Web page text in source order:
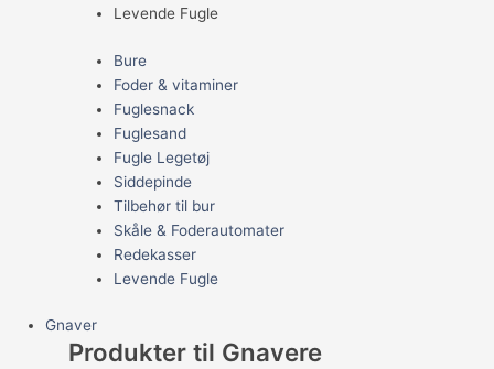
Levende Fugle
Bure
Foder & vitaminer
Fuglesnack
Fuglesand
Fugle Legetøj
Siddepinde
Tilbehør til bur
Skåle & Foderautomater
Redekasser
Levende Fugle
Gnaver
Produkter til Gnavere